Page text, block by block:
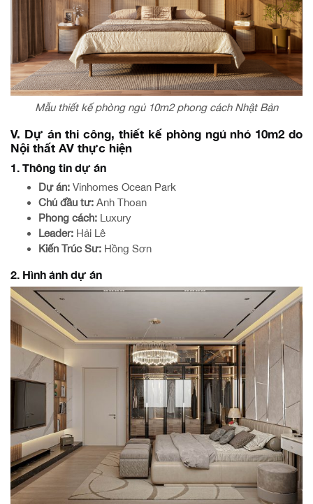
Mẫu thiết kế phòng ngủ 10m2 phong cách Nhật Bản
V. Dự án thi công, thiết kế phòng ngủ nhỏ 10m2 do
Nội thất AV thực hiện
1. Thông tin dự án
Dự án: Vinhomes Ocean Park
Chủ đầu tư: Anh Thoan
Phong cách: Luxury
Leader: Hải Lê
Kiến Trúc Sư: Hồng Sơn
2. Hình ảnh dự án